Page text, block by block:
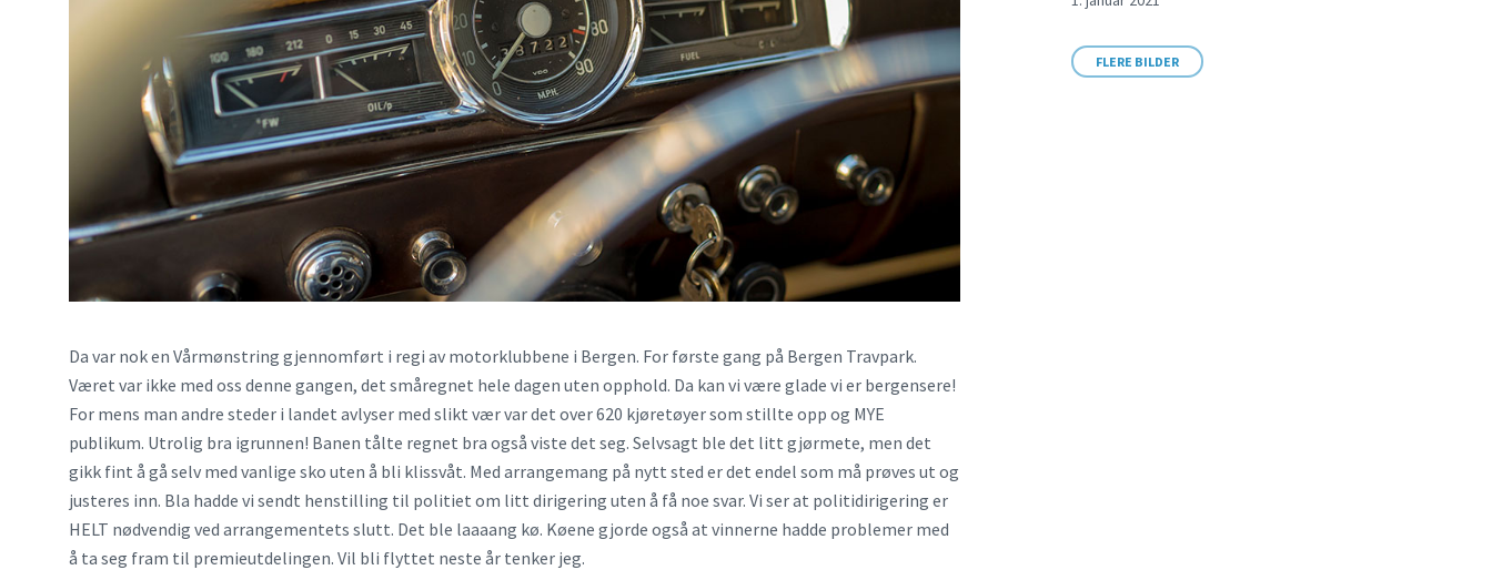
Da var nok en Vårmønstring gjennomført i regi av motorklubbene i Bergen. For første gang på Bergen Travpark.
Været var ikke med oss denne gangen, det småregnet hele dagen uten opphold. Da kan vi være glade vi er bergensere!
For mens man andre steder i landet avlyser med slikt vær var det over 620 kjøretøyer som stillte opp og MYE
publikum. Utrolig bra igrunnen! Banen tålte regnet bra også viste det seg. Selvsagt ble det litt gjørmete, men det
gikk fint å gå selv med vanlige sko uten å bli klissvåt. Med arrangemang på nytt sted er det endel som må prøves ut og
justeres inn. Bla hadde vi sendt henstilling til politiet om litt dirigering uten å få noe svar. Vi ser at politidirigering er
HELT nødvendig ved arrangementets slutt. Det ble laaaang kø. Køene gjorde også at vinnerne hadde problemer med
å ta seg fram til premieutdelingen. Vil bli flyttet neste år tenker jeg.
FLERE BILDER